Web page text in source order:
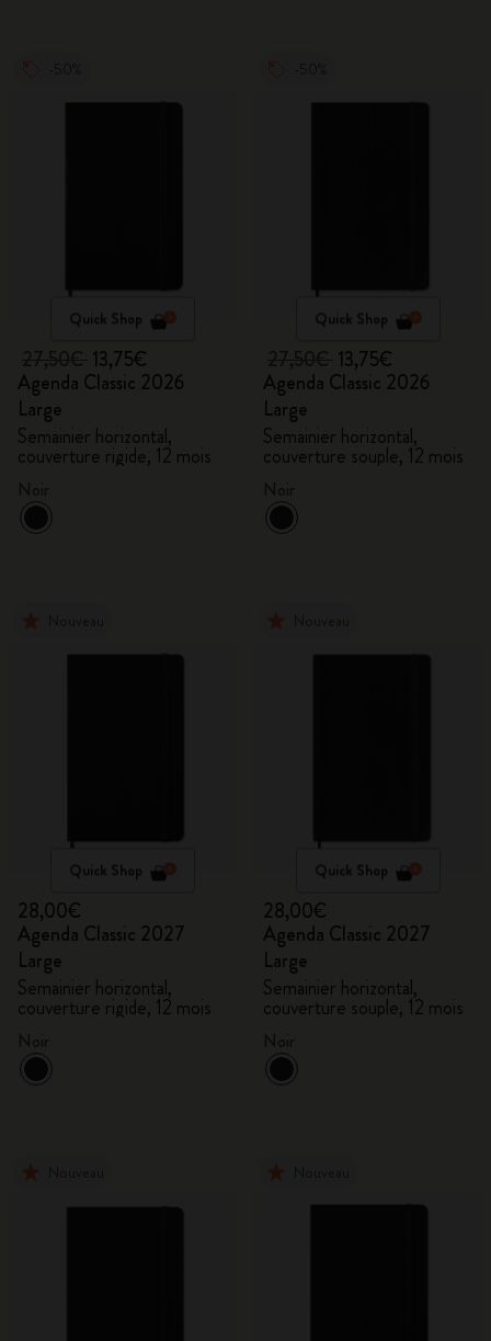
Quick Shop
13,75€
Agenda Classic 2026
Large
Semainier horizontal,
couverture rigide, 12 mois
Quick Shop
13,75€
Agenda Classic 2026
Large
Semainier horizontal,
couverture souple, 12 mois
Quick Shop
28,00€
Agenda Classic 2027
Large
Semainier horizontal,
couverture rigide, 12 mois
Quick Shop
28,00€
Agenda Classic 2027
Large
Semainier horizontal,
couverture souple, 12 mois